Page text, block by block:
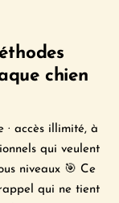
chien
accès illimité, à
qui veulent
niveaux 🎯 Ce
qui ne tient